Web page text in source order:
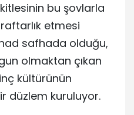
bu şovlarla
etmesi
safhada olduğu,
olmaktan çıkan
kültürünün
düzlem kuruluyor.